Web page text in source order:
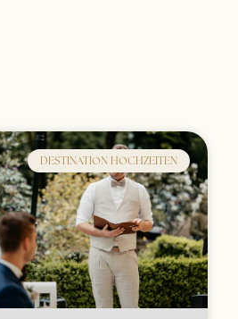
DESTINATION HOCHZEITEN